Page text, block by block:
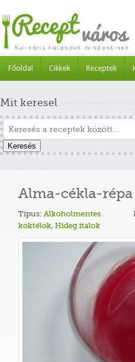
Főoldal Cikkek Receptek
Mit keresel
Keresés
Alma-cékla-
Típus: Alkoholmentes
koktélok, Hideg italok